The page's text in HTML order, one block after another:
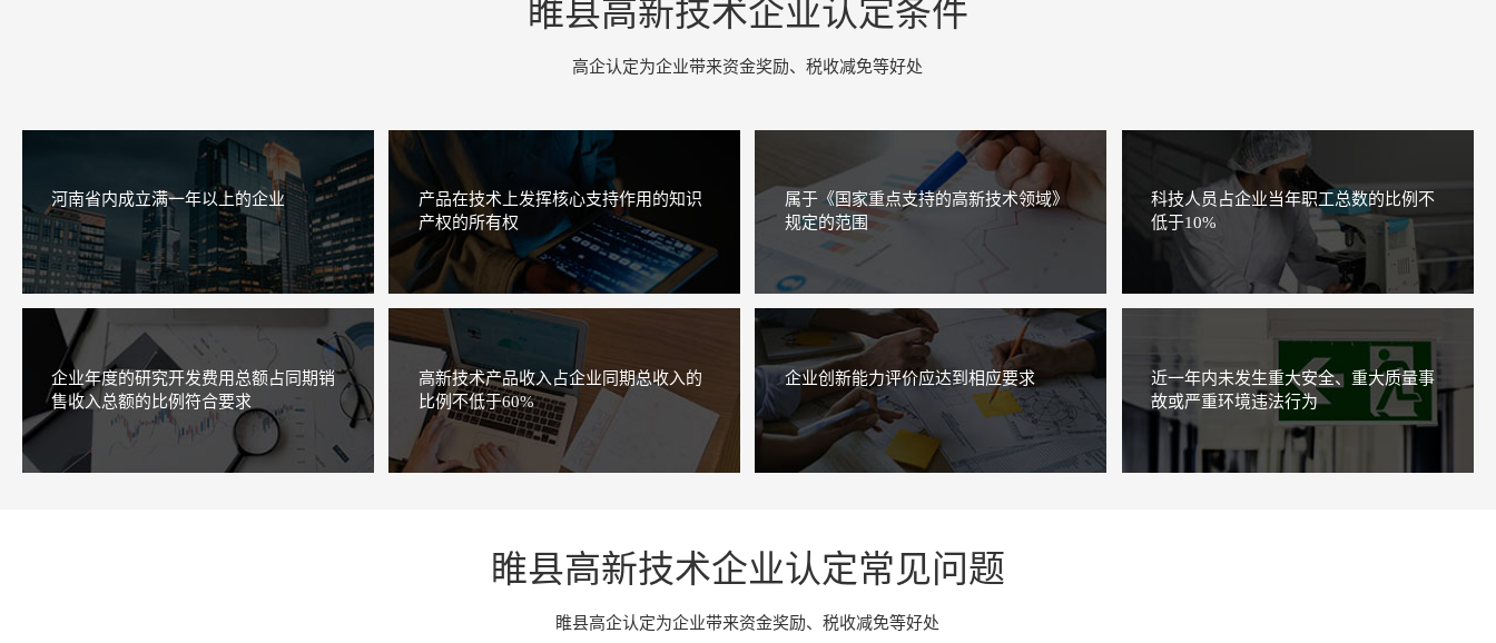
睢县高新技术企业认定条件
高企认定为企业带来资金奖励、税收减免等好处
河南省内成立满一年以上的企业
产品在技术上发挥核心支持作用的知识
产权的所有权
属于《国家重点支持的高新技术领域》
规定的范围
科技人员占企业当年职工总数的比例不
低于10%
企业年度的研究开发费用总额占同期销
售收入总额的比例符合要求
高新技术产品收入占企业同期总收入的
比例不低于60%
企业创新能力评价应达到相应要求
近一年内未发生重大安全、重大质量事
故或严重环境违法行为
睢县高新技术企业认定常见问题
睢县高企认定为企业带来资金奖励、税收减免等好处